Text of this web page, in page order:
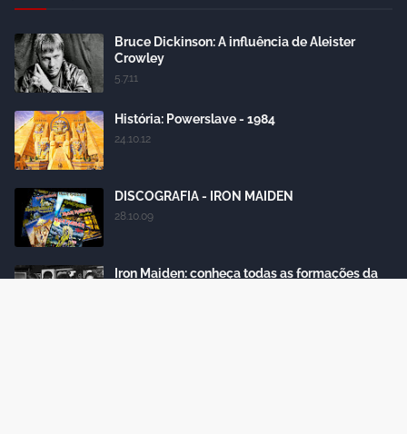
Bruce Dickinson: A influência de Aleister
Crowley
5.7.11
História: Powerslave - 1984
24.10.12
DISCOGRAFIA - IRON MAIDEN
28.10.09
Iron Maiden: conheça todas as formações da